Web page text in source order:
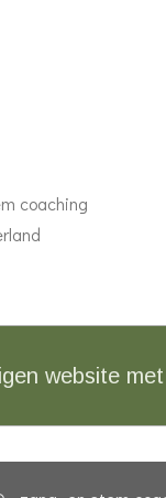
coaching
website met